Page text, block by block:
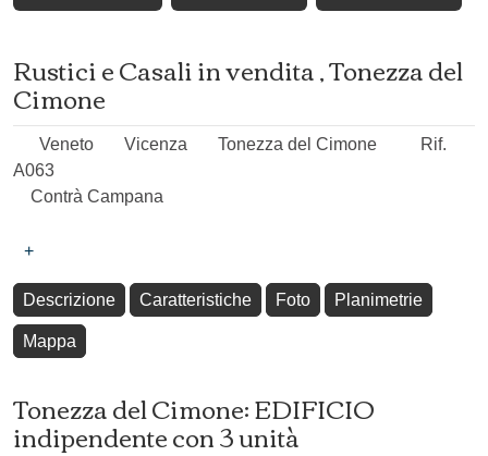
Rustici e Casali in vendita , Tonezza del
Cimone
Veneto Vicenza Tonezza del Cimone
Rif.
A063
Contrà Campana
+
Descrizione Caratteristiche Foto Planimetrie
Mappa
Tonezza del Cimone: EDIFICIO
indipendente con 3 unità